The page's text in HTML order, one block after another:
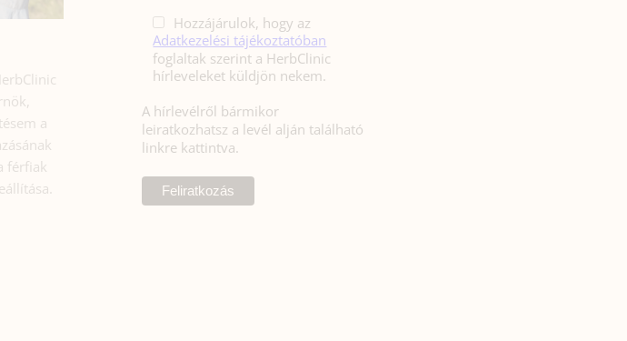
a
férfiak
Hozzájárulok, hogy az
Adatkezelési tájékoztatóban
foglaltak szerint a HerbClinic
hírleveleket küldjön nekem.
A hírlevélről bármikor
leiratkozhatsz a levél alján található
linkre kattintva.